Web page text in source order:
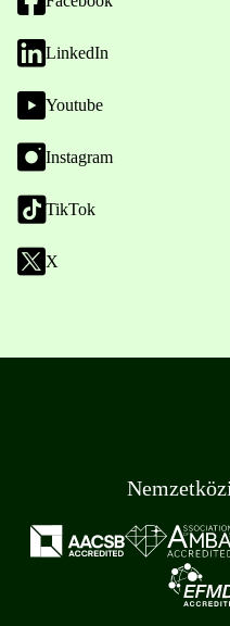
LinkedIn
Youtube
Instagram
TikTok
X